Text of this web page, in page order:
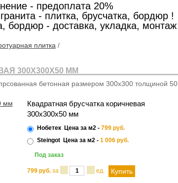
- предоплата 20%
- плитка, брусчатка, бордюр !
бордюр - доставка, укладка, монтаж
плитка /
300Х300Х50 ММ
бетонная размером 300х300 толщиной 50
Квадратная брусчатка коричневая
300х300х50 мм
Нобетек Цена за м2 -799руб.
Steingot Цена за м2 -1 006руб.
Под заказ
799руб. за ед.